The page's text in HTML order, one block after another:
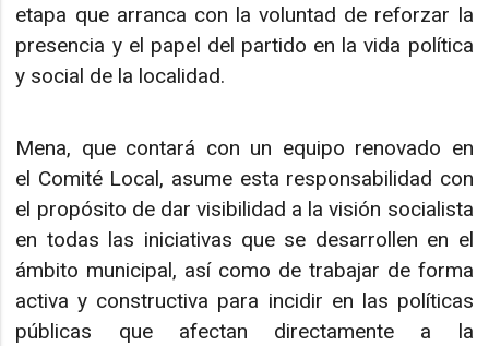
etapa que arranca con la voluntad de reforzar la
presencia y el papel del partido en la vida política
y social de la localidad.
Mena, que contará con un equipo renovado en
el Comité Local, asume esta responsabilidad con
el propósito de dar visibilidad a la visión socialista
en todas las iniciativas que se desarrollen en el
ámbito municipal, así como de trabajar de forma
activa y constructiva para incidir en las políticas
públicas que afectan directamente a la